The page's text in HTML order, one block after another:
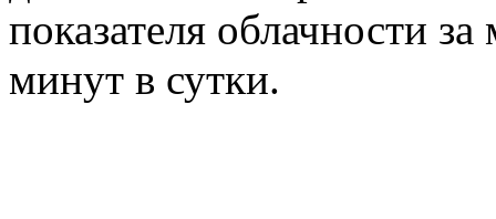
показателя облачности
минут в сутки.